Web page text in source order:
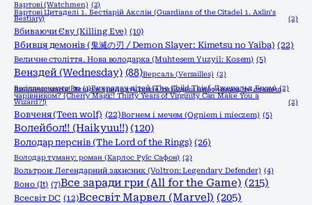
Вартові (Watchmen) (2)
Вартові Цитаделі 1. Бестіарій Акслін (Guardians of the Citadel 1. Axlin’s
Bestiary)
(2)
Вбиваючи Єву (Killing Eve) (10)
Вбивця демонів (鬼滅の刃 / Demon Slayer: Kimetsu no Yaiba) (22)
Величне століття. Нова володарка (Muhtesem Yuzyil: Kosem) (5)
Венздей (Wednesday) (88)Версаль (Versailles) (2)
Весілля вченого Рю (1)Викрадач дітей (The Child Thief, Джеральд Бром) (2)
Вишнева магія! Якщо в тридцять років ти будеш цнотливим, то станеш
чарівником? (Cherry Magic! Thirty Years of Virginity Can Make You a
Wizard?!)
(2)
Вовченя (Teen wolf) (22)Вогнем і мечем (Ogniem i mieczem) (5)
Волейбол!! (Haikyuu!!) (120)
Володар перснів (The Lord of the Rings) (26)
Володар туману: роман (Карлос Руїс Сафон) (2)
Вольтрон: Легендарний захисник (Voltron: Legendary Defender) (4)
Воно (It) (7)Все заради гри (All for the Game) (215)
Всесвіт DC (12)Всесвіт Марвел (Marvel) (205)